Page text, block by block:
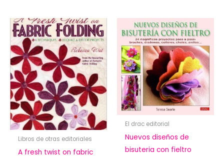
Libros de otras editoriales
A fresh twist on fabric
El drac editorial
Nuevos diseños de
bisuteria con fieltro